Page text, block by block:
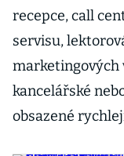
recepce, call
servisu,
marketingových
kancelářské
obsazené